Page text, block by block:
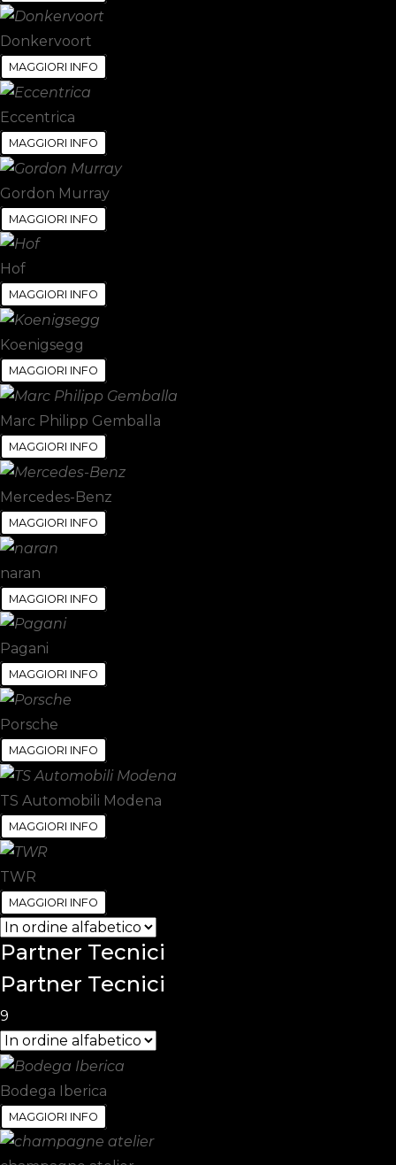
Donkervoort
MAGGIORI INFO
Eccentrica
MAGGIORI INFO
Gordon Murray
MAGGIORI INFO
Hof
MAGGIORI INFO
Koenigsegg
MAGGIORI INFO
Marc Philipp Gemballa
MAGGIORI INFO
Mercedes-Benz
MAGGIORI INFO
naran
MAGGIORI INFO
Pagani
MAGGIORI INFO
Porsche
MAGGIORI INFO
TS Automobili Modena
MAGGIORI INFO
TWR
MAGGIORI INFO
Partner Tecnici
Partner Tecnici
9
Bodega Iberica
MAGGIORI INFO